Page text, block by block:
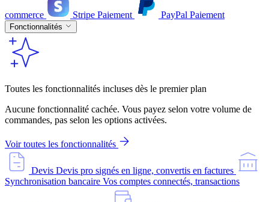
commerce Stripe Paiement PayPal Paiement
Fonctionnalités
Toutes les fonctionnalités incluses dès le premier plan
Aucune fonctionnalité cachée. Vous payez selon votre volume de
commandes, pas selon les options activées.
Voir toutes les fonctionnalités
Devis Devis pro signés en ligne, convertis en factures
Synchronisation bancaire Vos comptes connectés, transactions